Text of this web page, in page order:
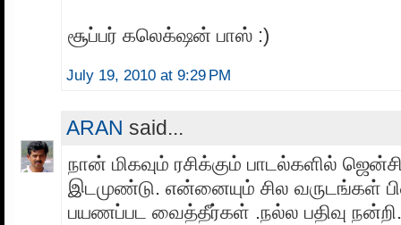
சூப்பர் கலெக்‌ஷன் பாஸ் :)
July 19, 2010 at 9:29 PM
ARAN said...
நான் மிகவும் ரசிக்கும் பாடல்களில்
இடமுண்டு. என்னையும் சில வருடங்கள்
பயணப்பட வைத்தீர்கள் .நல்ல பதிவு நன்றி.